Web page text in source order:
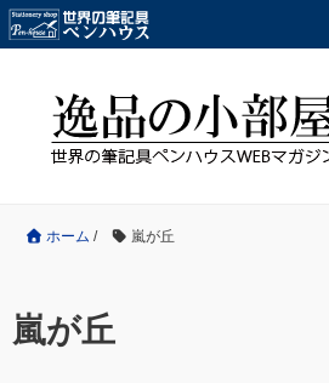
ホーム / 嵐が丘
嵐が丘